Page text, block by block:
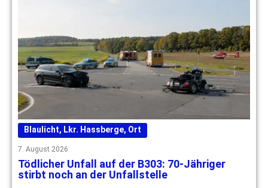
Blaulicht, Lkr. Hassberge, Ort
7. August 2026
Tödlicher Unfall auf der B303: 70-Jähriger
stirbt noch an der Unfallstelle